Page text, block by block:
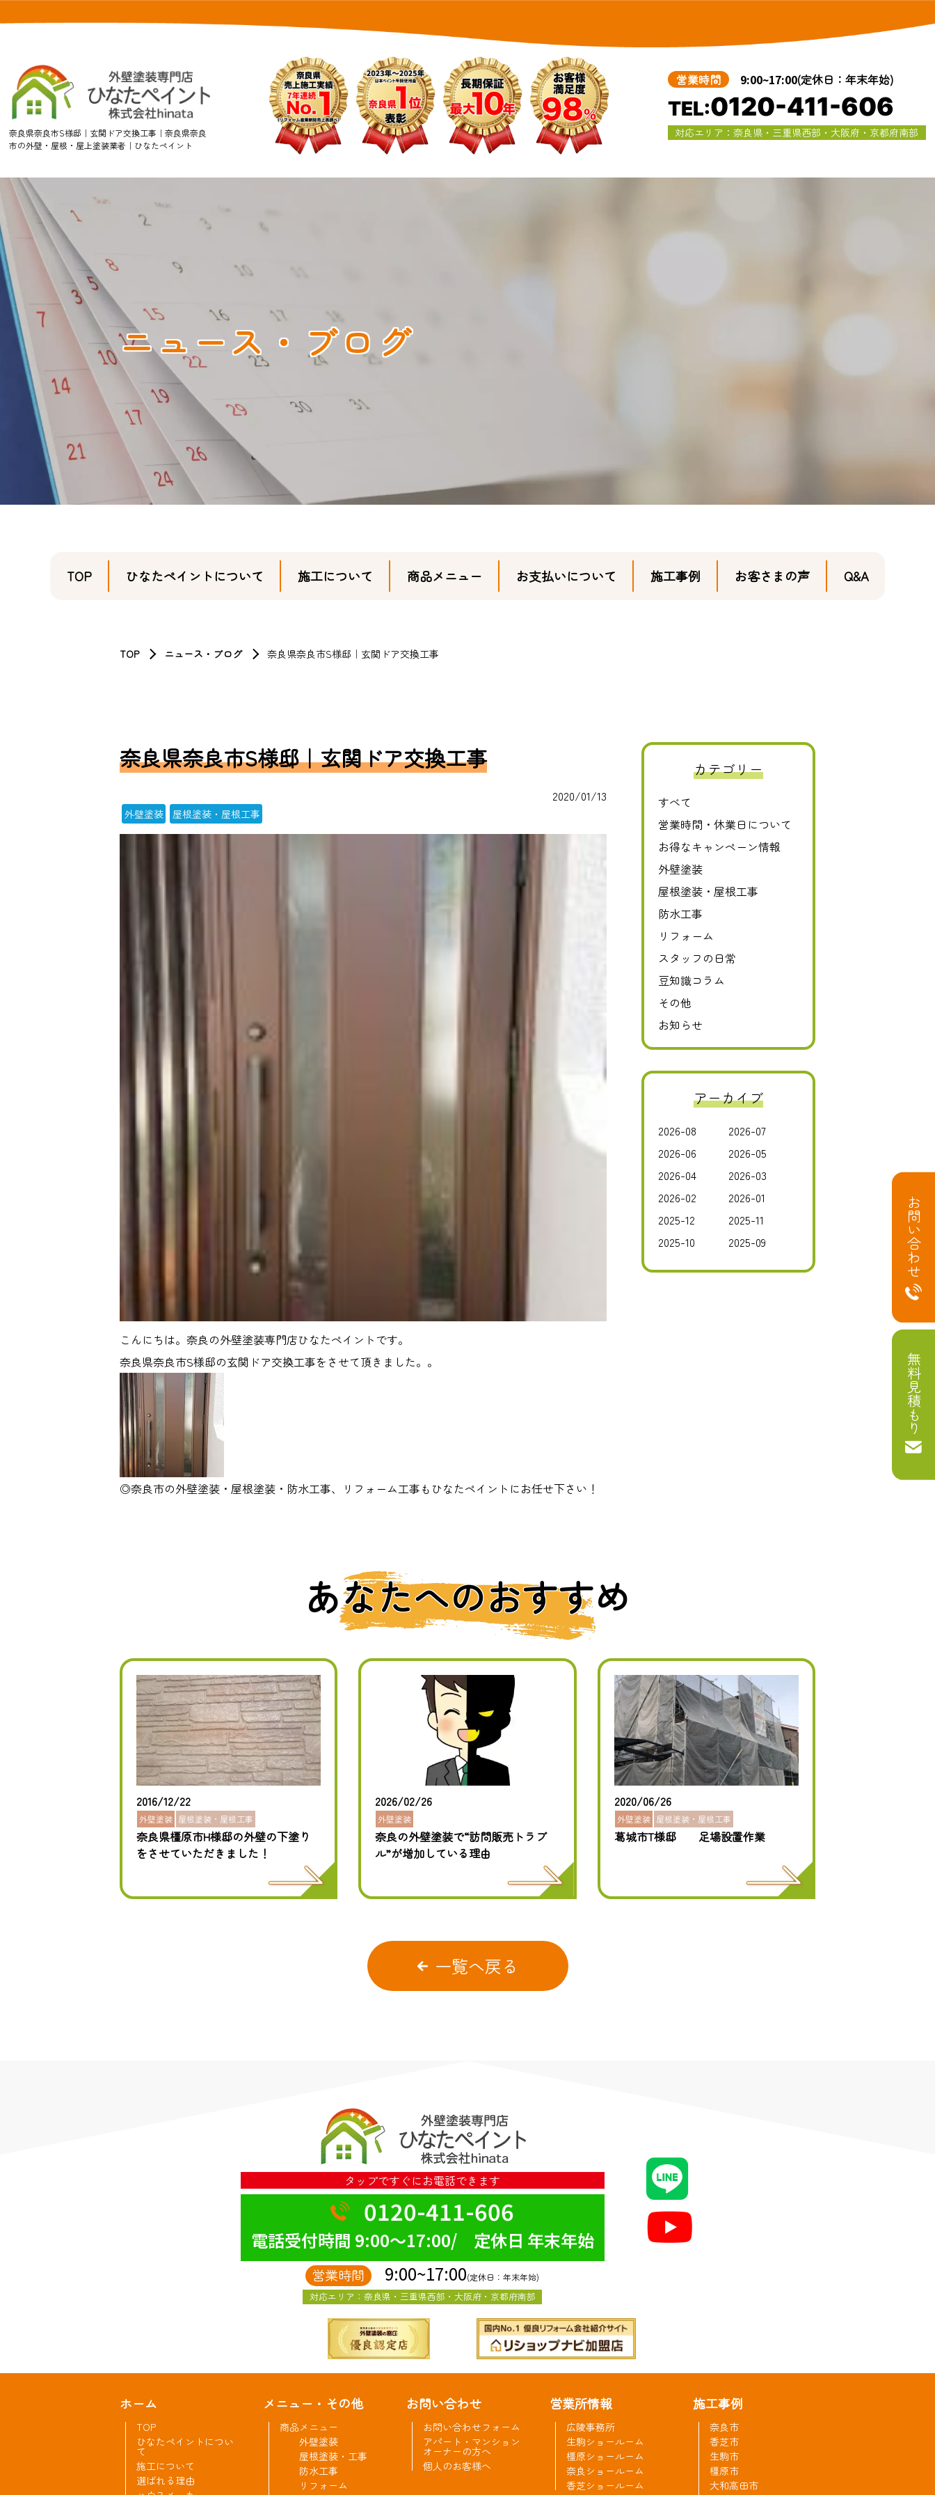
奈良県奈良市S様邸｜玄関ドア交換工事｜奈良県奈良
市の外壁・屋根・屋上塗装業者｜ひなたペイント
営業時間 9:00~17:00(定休日：年末年始)
TEL:0120-411-606
対応エリア：奈良県・三重県西部・大阪府・京都府南部
ニュース・ブログ
TOP ひなたペイントについて 施工について 商品メニュー お支払いについて 施工事例 お客さまの声 Q&A
TOP ニュース・ブログ 奈良県奈良市S様邸｜玄関ドア交換工事
奈良県奈良市S様邸｜玄関ドア交換工事
2020/01/13
外壁塗装 屋根塗装・屋根工事
こんにちは。奈良の外壁塗装専門店ひなたペイントです。
奈良県奈良市S様邸の玄関ドア交換工事をさせて頂きました。。
◎奈良市の外壁塗装・屋根塗装・防水工事、リフォーム工事もひなたペイントにお任せ下さい！
カテゴリー
すべて
営業時間・休業日について
お得なキャンペーン情報
外壁塗装
屋根塗装・屋根工事
防水工事
リフォーム
スタッフの日常
豆知識コラム
その他
お知らせ
アーカイブ
2026-08
2026-07
2026-06
2026-05
2026-04
2026-03
2026-02
2026-01
2025-12
2025-11
2025-10
2025-09
あなたへのおすすめ
2016/12/22
外壁塗装 屋根塗装・屋根工事
奈良県橿原市H様邸の外壁の下塗り
をさせていただきました！
2026/02/26
外壁塗装
奈良の外壁塗装で“訪問販売トラブ
ル”が増加している理由
2020/06/26
外壁塗装 屋根塗装・屋根工事
葛城市T様邸 足場設置作業
一覧へ戻る
タップですぐにお電話できます
0120-411-606
電話受付時間 9:00～17:00/ 定休日 年末年始
営業時間 9:00~17:00(定休日：年末年始)
対応エリア：奈良県・三重県西部・大阪府・京都府南部
ホーム
TOP
ひなたペイントについ
て
施工について
選ばれる理由
メニュー・その他
商品メニュー
外壁塗装
屋根塗装・工事
防水工事
リフォーム
お問い合わせ
お問い合わせフォーム
アパート・マンション
オーナーの方へ
個人のお客様へ
営業所情報
広陵事務所
生駒ショールーム
橿原ショールーム
奈良ショールーム
香芝ショールーム
施工事例
奈良市
香芝市
生駒市
橿原市
大和高田市
お問い合わせ
無料見積もり